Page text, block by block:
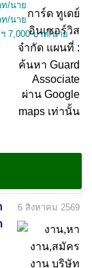
ท/นาย
ท/นาย
7,000 บาท/นาย
6 สิงหาคม 2569